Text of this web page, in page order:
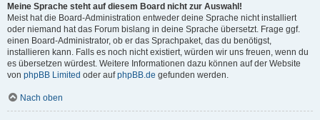
Meine Sprache steht auf diesem Board nicht zur Auswahl!
Meist hat die Board-Administration entweder deine Sprache nicht installiert
oder niemand hat das Forum bislang in deine Sprache übersetzt. Frage ggf.
einen Board-Administrator, ob er das Sprachpaket, das du benötigst,
installieren kann. Falls es noch nicht existiert, würden wir uns freuen, wenn du
es übersetzen würdest. Weitere Informationen dazu können auf der Website
von phpBB Limited oder aufphpBB.de gefunden werden.
Nach oben